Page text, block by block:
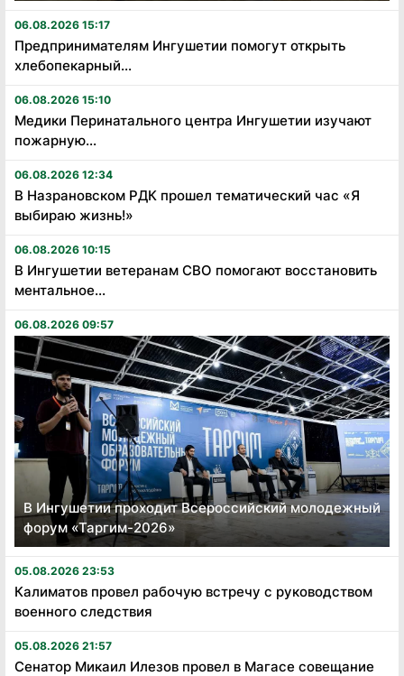
06.08.2026 15:17
Предпринимателям Ингушетии помогут открыть
хлебопекарный...
06.08.2026 15:10
Медики Перинатального центра Ингушетии изучают
пожарную...
06.08.2026 12:34
В Назрановском РДК прошел тематический час «Я
выбираю жизнь!»
06.08.2026 10:15
В Ингушетии ветеранам СВО помогают восстановить
ментальное...
06.08.2026 09:57
В Ингушетии проходит Всероссийский молодежный
форум «Таргим-2026»
05.08.2026 23:53
Калиматов провел рабочую встречу с руководством
военного следствия
05.08.2026 21:57
Сенатор Микаил Илезов провел в Магасе совещание